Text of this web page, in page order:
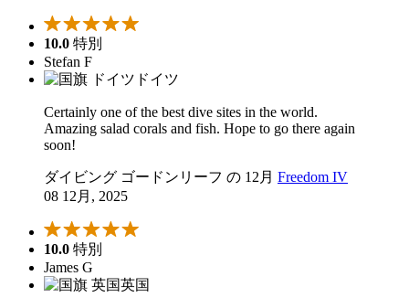
10.0 特別
Stefan F
ドイツ
Certainly one of the best dive sites in the world.
Amazing salad corals and fish. Hope to go there again
soon!
ダイビング ゴードンリーフ の 12月 Freedom IV
08 12月, 2025
10.0 特別
James G
英国